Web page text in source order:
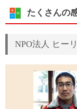
たくさんの
NPO法人 ヒー